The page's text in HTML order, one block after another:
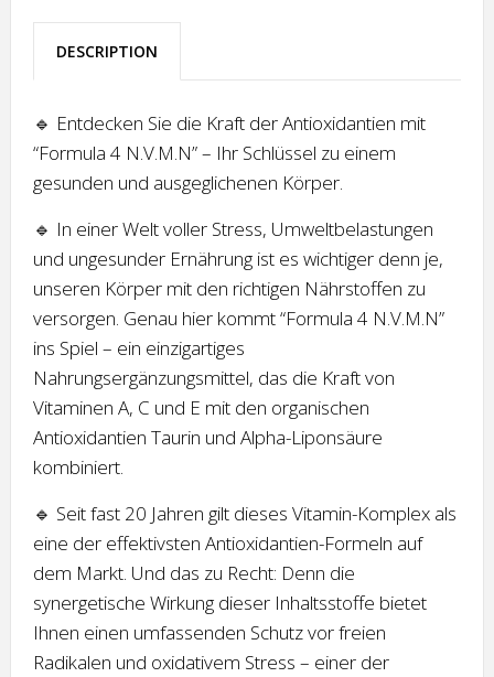
DESCRIPTION
🔹 Entdecken Sie die Kraft der Antioxidantien mit
“Formula 4 N.V.M.N” – Ihr Schlüssel zu einem
gesunden und ausgeglichenen Körper.
🔹 In einer Welt voller Stress, Umweltbelastungen
und ungesunder Ernährung ist es wichtiger denn je,
unseren Körper mit den richtigen Nährstoffen zu
versorgen. Genau hier kommt “Formula 4 N.V.M.N”
ins Spiel – ein einzigartiges
Nahrungsergänzungsmittel, das die Kraft von
Vitaminen A, C und E mit den organischen
Antioxidantien Taurin und Alpha-Liponsäure
kombiniert.
🔹 Seit fast 20 Jahren gilt dieses Vitamin-Komplex als
eine der effektivsten Antioxidantien-Formeln auf
dem Markt. Und das zu Recht: Denn die
synergetische Wirkung dieser Inhaltsstoffe bietet
Ihnen einen umfassenden Schutz vor freien
Radikalen und oxidativem Stress – einer der